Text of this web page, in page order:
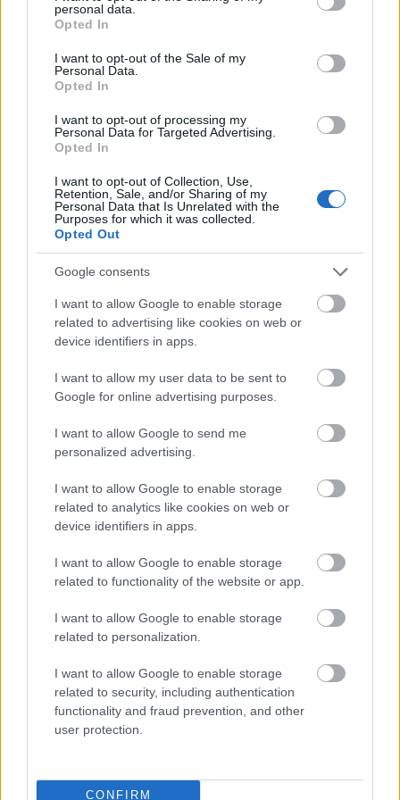
grant or deny consent to Google and its third-party tags to
use your data for below specified purposes in below Google
consent section.
personal data.
Opted In
I want to opt-out of the Sale of my
Personal Data.
Opted In
I want to opt-out of processing my
Personal Data for Targeted Advertising.
Opted In
I want to opt-out of Collection, Use,
Retention, Sale, and/or Sharing of my
Personal Data that Is Unrelated with the
Purposes for which it was collected.
Opted Out
Google consents
I want to allow Google to enable storage
related to advertising like cookies on web or
device identifiers in apps.
I want to allow my user data to be sent to
Google for online advertising purposes.
I want to allow Google to send me
personalized advertising.
I want to allow Google to enable storage
related to analytics like cookies on web or
device identifiers in apps.
I want to allow Google to enable storage
related to functionality of the website or app.
I want to allow Google to enable storage
related to personalization.
I want to allow Google to enable storage
related to security, including authentication
functionality and fraud prevention, and other
user protection.
CONFIRM
És hallgat Somos Katalin, a kiemelt ügyekért és
adózókért felelős főigazgató, akiről pedig itt az
Átlátszón is több olyan állítás és dokumentum
, amelyekre jó lett volna magyarázatot kapni.
Elsősorban is személyesen tőle, vagy bármelyik, a
fordultunk a NAV sajtóosztályához az alábbi levéllel:
Tisztelt Sajtóosztály! Az Átlátszón és más
említés történt a kiemelt ügyekkel foglalkozó NAV-
vezetők tevékenységéről, elsősorban a Kiemelt Adó és
Vám Főigazgatóság vezetője, dr. Somos Katalin egyes
döntéseiről. Ezzel kapcsolatban szeretnénk, ha a
főigazgató asszony személyesen is elmondhatná a
véleményét. Kérjük, szervezzék meg számunkra az
interjút. Ha az említett területről más vezető is szeretne
nyilatkozni, természetesen állunk rendelkezésükre.
egy napot kellett várni, és már jött is a válasz:
„Köszönjük a lehetőséget, azonban hivatalunk nem
kíván élni vele. NAV Sajtó”
nyomában burjánzó kérdések, és a közadat-
igénylés, mint kommunikációs forma a hivatal és a
közvélemény között. Így azért nem lesz egyszerű
meggyőzni az adózókat, hogy mindez pont nem úgy
van, mint ahogy lenni látszik.
Címkék:NAV nav-botrány
Ajánlott bejegyzések:
arcfelismerő kamera